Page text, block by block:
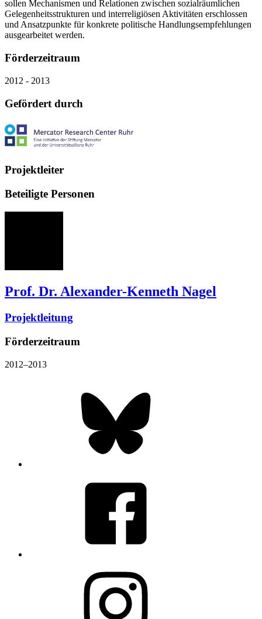
sollen Mechanismen und Relationen zwischen sozialräumlichen
Gelegenheitsstrukturen und interreligiösen Aktivitäten erschlossen
und Ansatzpunkte für konkrete politische Handlungsempfehlungen
ausgearbeitet werden.
Förderzeitraum
2012 - 2013
Gefördert durch
Projektleiter
Beteiligte Personen
Prof. Dr. Alexander-Kenneth Nagel
Projektleitung
Förderzeitraum
2012–2013